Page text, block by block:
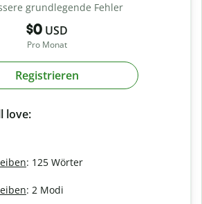
grundlegende Fehler
$0 USD
Pro Monat
Registrieren
love:
: 125 Wörter
: 2 Modi